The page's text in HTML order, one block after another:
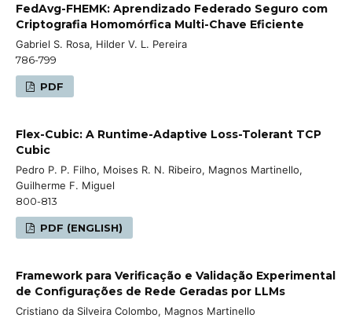
FedAvg-FHEMK: Aprendizado Federado Seguro com
Criptografia Homomórfica Multi-Chave Eficiente
Gabriel S. Rosa, Hilder V. L. Pereira
786-799
PDF
Flex-Cubic: A Runtime-Adaptive Loss-Tolerant TCP
Cubic
Pedro P. P. Filho, Moises R. N. Ribeiro, Magnos Martinello,
Guilherme F. Miguel
800-813
PDF (ENGLISH)
Framework para Verificação e Validação Experimental
de Configurações de Rede Geradas por LLMs
Cristiano da Silveira Colombo, Magnos Martinello